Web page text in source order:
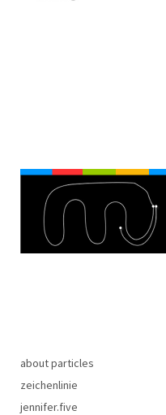
about particles
zeichenlinie
jennifer.five